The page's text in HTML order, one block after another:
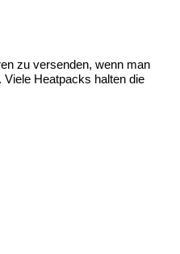
zu versenden, wenn man
Heatpacks halten die